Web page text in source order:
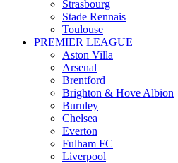
Strasbourg
Stade Rennais
Toulouse
PREMIER LEAGUE
Aston Villa
Arsenal
Brentford
Brighton & Hove Albion
Burnley
Chelsea
Everton
Fulham FC
Liverpool